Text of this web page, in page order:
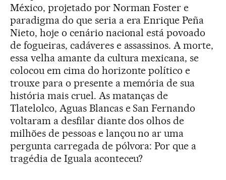
México, projetado por Norman Foster e
paradigma do que seria a era Enrique Peña
Nieto, hoje o cenário nacional está povoado
de fogueiras, cadáveres e assassinos. A morte,
essa velha amante da cultura mexicana, se
colocou em cima do horizonte político e
trouxe para o presente a memória de sua
história mais cruel. As matanças de
Tlatelolco, Aguas Blancas e San Fernando
voltaram a desfilar diante dos olhos de
milhões de pessoas e lançou no ar uma
pergunta carregada de pólvora: Por que a
tragédia de Iguala aconteceu?